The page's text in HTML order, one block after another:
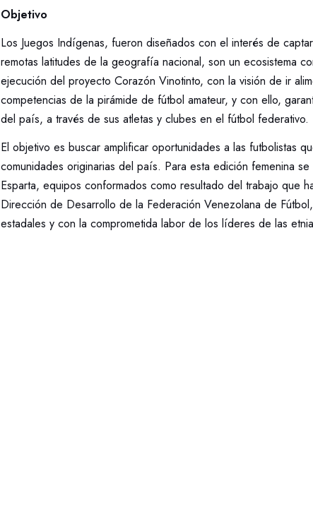
Objetivo
Los Juegos Indígenas, fueron diseñados con el interés de
remotas latitudes de la geografía nacional, son un ecosistema
ejecución del proyecto Corazón Vinotinto, con la visión de ir
competencias de la pirámide de fútbol amateur, y con ello,
del país, a través de sus atletas y clubes en el fútbol federativo.
El objetivo es buscar amplificar oportunidades a las futbolistas
comunidades originarias del país. Para esta edición femenina
Esparta, equipos conformados como resultado del trabajo que
Dirección de Desarrollo de la Federación Venezolana de
estadales y con la comprometida labor de los líderes de las